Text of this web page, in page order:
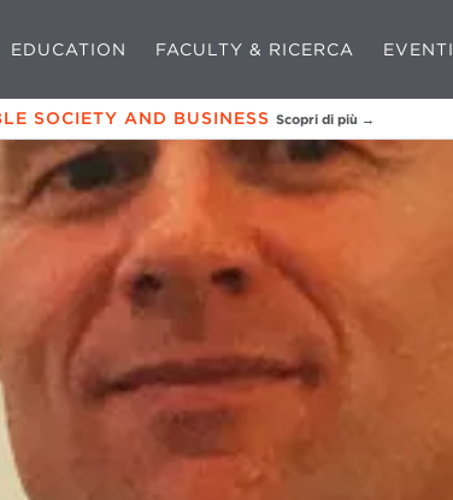
EDUCATION FACULTY & RICERCA EVENTI
SOCIETY AND BUSINESS Scopri di più →